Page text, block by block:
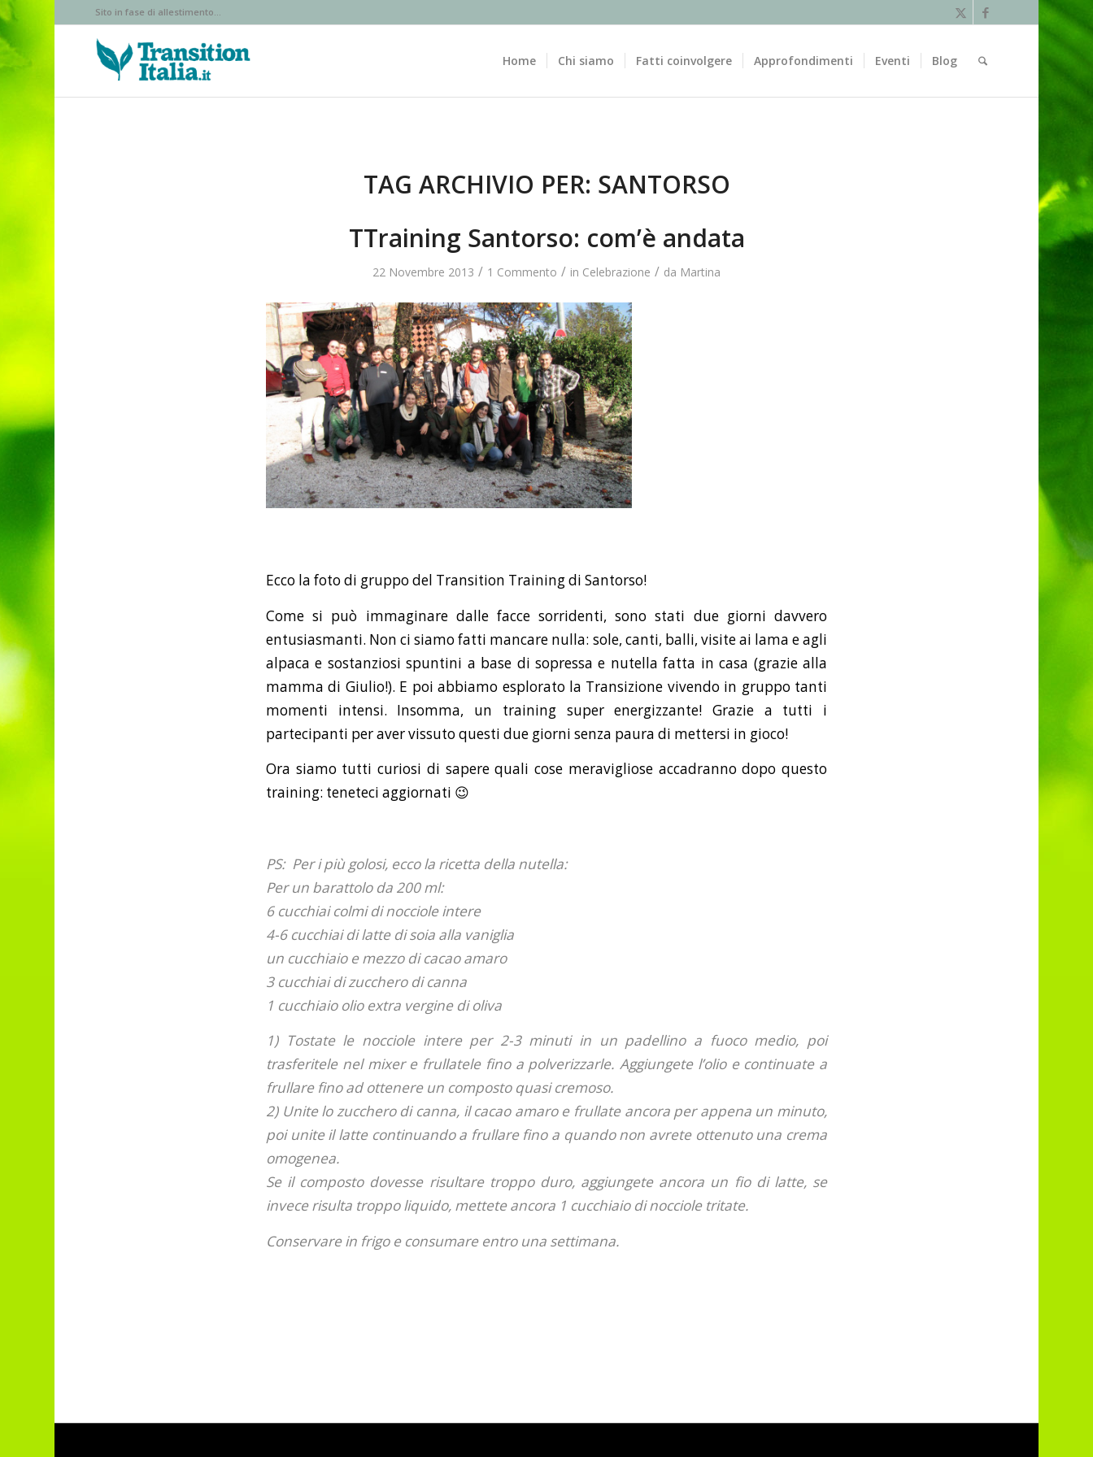
Sito in fase di allestimento...
Home Chi siamo Fatti coinvolgere Approfondimenti Eventi Blog
TAG ARCHIVIO PER: SANTORSO
TTraining Santorso: com’è andata
22 Novembre 2013 / 1 Commento / in Celebrazione / da Martina
Ecco la foto di gruppo del Transition Training di Santorso!
Come si può immaginare dalle facce sorridenti, sono stati due giorni davvero
entusiasmanti. Non ci siamo fatti mancare nulla: sole, canti, balli, visite ai lama e agli
alpaca e sostanziosi spuntini a base di sopressa e nutella fatta in casa (grazie alla
mamma di Giulio!). E poi abbiamo esplorato la Transizione vivendo in gruppo tanti
momenti intensi. Insomma, un training super energizzante! Grazie a tutti i
partecipanti per aver vissuto questi due giorni senza paura di mettersi in gioco!
Ora siamo tutti curiosi di sapere quali cose meravigliose accadranno dopo questo
training: teneteci aggiornati 😉
PS: Per i più golosi, ecco la ricetta della nutella:
Per un barattolo da 200 ml:
6 cucchiai colmi di nocciole intere
4-6 cucchiai di latte di soia alla vaniglia
un cucchiaio e mezzo di cacao amaro
3 cucchiai di zucchero di canna
1 cucchiaio olio extra vergine di oliva
1) Tostate le nocciole intere per 2-3 minuti in un padellino a fuoco medio, poi
trasferitele nel mixer e frullatele fino a polverizzarle. Aggiungete l’olio e continuate a
frullare fino ad ottenere un composto quasi cremoso.
2) Unite lo zucchero di canna, il cacao amaro e frullate ancora per appena un minuto,
poi unite il latte continuando a frullare fino a quando non avrete ottenuto una crema
omogenea.
Se il composto dovesse risultare troppo duro, aggiungete ancora un fio di latte, se
invece risulta troppo liquido, mettete ancora 1 cucchiaio di nocciole tritate.
Conservare in frigo e consumare entro una settimana.